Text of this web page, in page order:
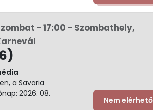
- 17:00 - Szombathely,
a Savaria
2026. 08.
Nem elérhető